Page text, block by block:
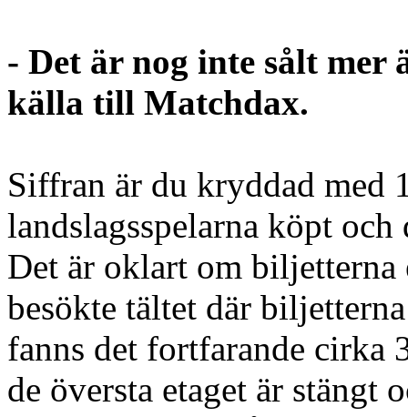
- Det är nog inte sålt mer
källa till Matchdax.
Siffran är du kryddad med
landslagsspelarna köpt
Det är oklart om
besökte tältet där
fanns det fortfarande cirka
de översta etaget är stängt